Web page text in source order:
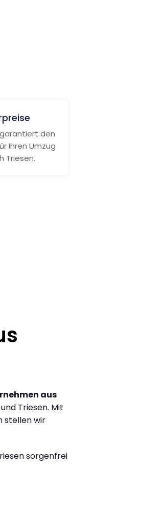
den
Ihren Umzug
Triesen.
aus
Triesen. Mit
stellen wir
sorgenfrei